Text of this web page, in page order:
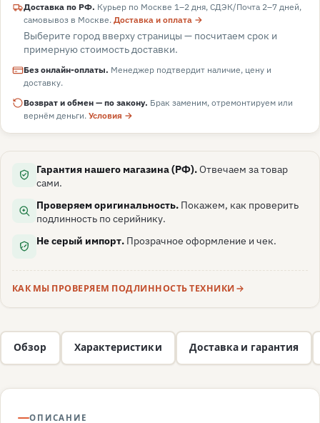
Доставка по РФ. Курьер по Москве 1–2 дня, СДЭК/Почта 2–7 дней,
самовывоз в Москве.Доставка и оплата →
Выберите город вверху страницы — посчитаем срок и
примерную стоимость доставки.
Без онлайн-оплаты. Менеджер подтвердит наличие, цену и
доставку.
Возврат и обмен — по закону. Брак заменим, отремонтируем или
вернём деньги. Условия →
Гарантия нашего магазина (РФ).Отвечаем за товар
сами.
Проверяем оригинальность. Покажем, как проверить
подлинность по серийнику.
Не серый импорт. Прозрачное оформление и чек.
КАК МЫ ПРОВЕРЯЕМ ПОДЛИННОСТЬ ТЕХНИКИ
Обзор Характеристики Доставка и гарантия
ОПИСАНИЕ